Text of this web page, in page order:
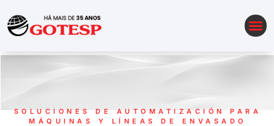
SOLUCIONES DE AUTOMATIZACIÓN PARA
MÁQUINAS Y LÍNEAS DE ENVASADO